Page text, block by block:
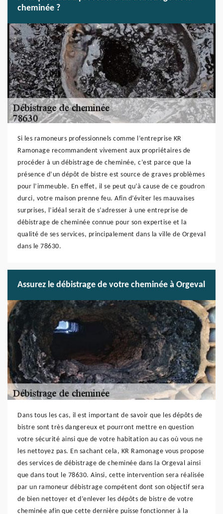
cheminée ?
Si les ramoneurs professionnels comme l’entreprise KR
Ramonage recommandent vivement aux propriétaires de
procéder à un débistrage de cheminée, c’est parce que la
présence d’un dépôt de bistre est source de graves problèmes
pour l’immeuble. En effet, il se peut qu’à cause de ce goudron
durci, votre maison prenne feu. Afin d’éviter les mauvaises
surprises, l’idéal serait de s’adresser à une entreprise de
débistrage de cheminée connue pour son expertise et la
qualité de ses services, principalement dans la ville de Orgeval
dans le 78630.
Assurez le débistrage de votre cheminée à Orgeval
Dans tous les cas, il est important de savoir que les dépôts de
bistre sont très dangereux et pourront mettre en question
votre sécurité ainsi que de votre habitation au cas où vous ne
les nettoyez pas. En sachant cela, KR Ramonage vous propose
des services de débistrage de cheminée dans la Orgeval ainsi
que dans tout le 78630. Ainsi, cette intervention sera réalisée
par un ramoneur débistrage compétent dont son objectif sera
de bien nettoyer et d’enlever les dépôts de bistre de votre
cheminée afin que cette dernière puisse fonctionner à la